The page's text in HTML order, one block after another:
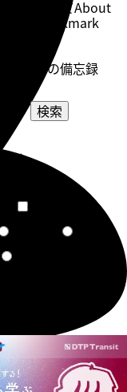
グについてAbout
Bookmark
イナーの備忘録
検索
さい